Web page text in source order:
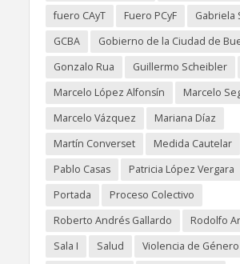
fuero CAyT
Fuero PCyF
Gabriela
GCBA
Gobierno de la Ciudad de
Gonzalo Rua
Guillermo Scheibler
Marcelo López Alfonsín
Marcelo
Marcelo Vázquez
Mariana Díaz
Martín Converset
Medida Cautelar
Pablo Casas
Patricia López Vergara
Portada
Proceso Colectivo
Roberto Andrés Gallardo
Rodolfo
Sala I
Salud
Violencia de Género